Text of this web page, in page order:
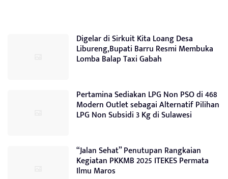
Digelar di Sirkuit Kita Loang Desa
Libureng,Bupati Barru Resmi Membuka
Lomba Balap Taxi Gabah
Pertamina Sediakan LPG Non PSO di 468
Modern Outlet sebagai Alternatif Pilihan
LPG Non Subsidi 3 Kg di Sulawesi
“Jalan Sehat” Penutupan Rangkaian
Kegiatan PKKMB 2025 ITEKES Permata
Ilmu Maros